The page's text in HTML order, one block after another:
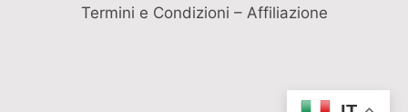
Termini e Condizioni – Affiliazione